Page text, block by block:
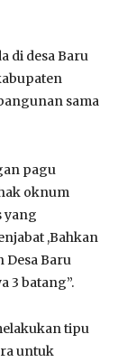
di desa Baru
sama
pagu
oknum
yang
,Bahkan
Desa Baru
3 batang”.
tipu
untuk